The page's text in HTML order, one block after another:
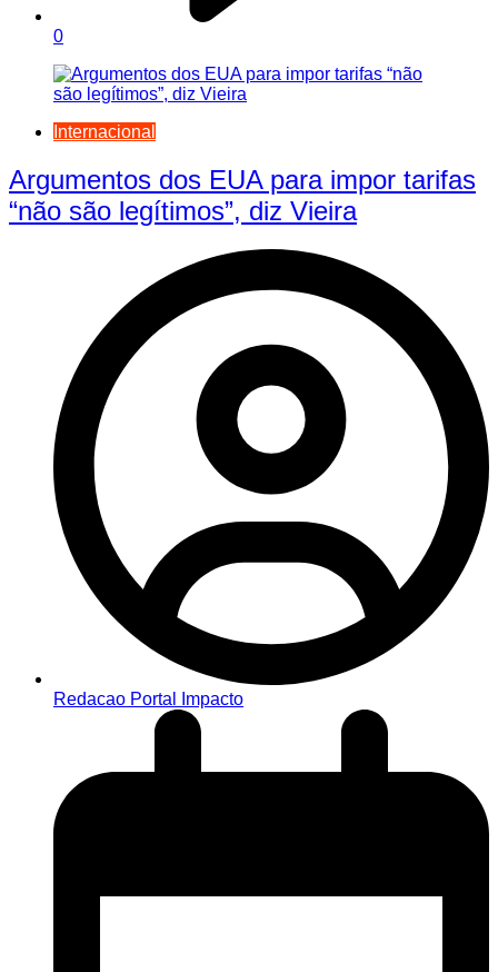
0
Internacional
Argumentos dos EUA para impor tarifas
“não são legítimos”, diz Vieira
Redacao Portal Impacto